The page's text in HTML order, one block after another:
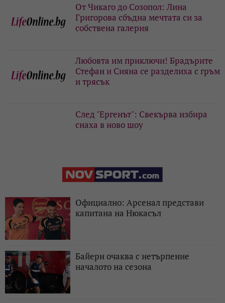
От Чикаго до Созопол: Лина
Григорова сбъдна мечтата си за
собствена галерия
Любовта им приключи! Брадърите
Стефан и Сияна се разделиха с гръм
и трясък
След "Ергенът": Свекърва избира
снаха в ново шоу
Официално: Арсенал представи
капитана на Нюкасъл
Байерн очаква с нетърпение
началото на сезона